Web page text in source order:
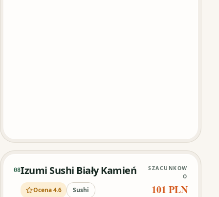
08Izumi Sushi Biały Kamień
Ocena 4.6 Sushi
SZACUNKOW
O
101 PLN